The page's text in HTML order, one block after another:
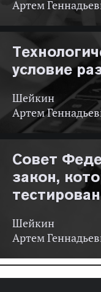
Артем
условие
Шейкин
Артем
Совет
закон,
Шейкин
Артем